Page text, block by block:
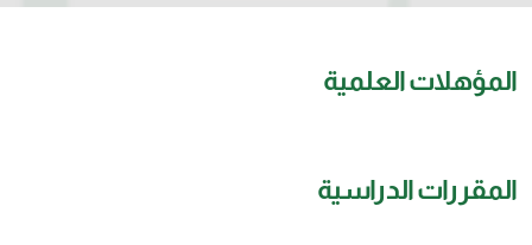
المؤهلات العلمية
المقررات الدراسية